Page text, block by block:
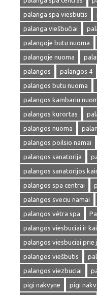
palanga spa viesbutis
palanga viešbučiai
palangoje butu nuoma
palangoje nuoma
palangos
palangos 4
palangos butu nuoma
palangos kambariu
palangos kurortas
palangos nuoma
palangos poilsio namai
palangos sanatorija
palangos sanatorijos
palangos spa centrai
palangos sveciu namai
palangos vėtra spa
palangos viesbuciai ir
palangos viesbuciai prie
palangos viešbutis
palangos viezbuciai
pigi nakvyne
pigi